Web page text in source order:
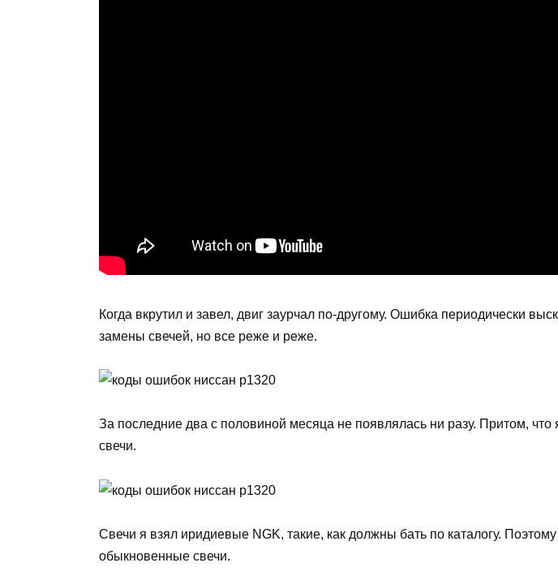
Когда вкрутил и завел, двиг заурчал по-другому. Ошибка периодически
замены свечей, но все реже и реже.
За последние два с половиной месяца не появлялась ни разу. Притом, что
свечи.
Свечи я взял иридиевые NGK, такие, как должны бать по каталогу.
обыкновенные свечи.